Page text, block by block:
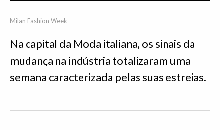
Milan Fashion Week
Na capital da Moda italiana, os sinais da
mudança na indústria totalizaram uma
semana caracterizada pelas suas estreias.